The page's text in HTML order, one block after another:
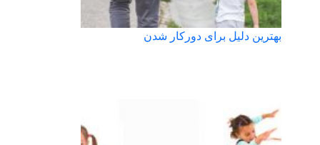
بهترین دلیل برای دورکار شدن